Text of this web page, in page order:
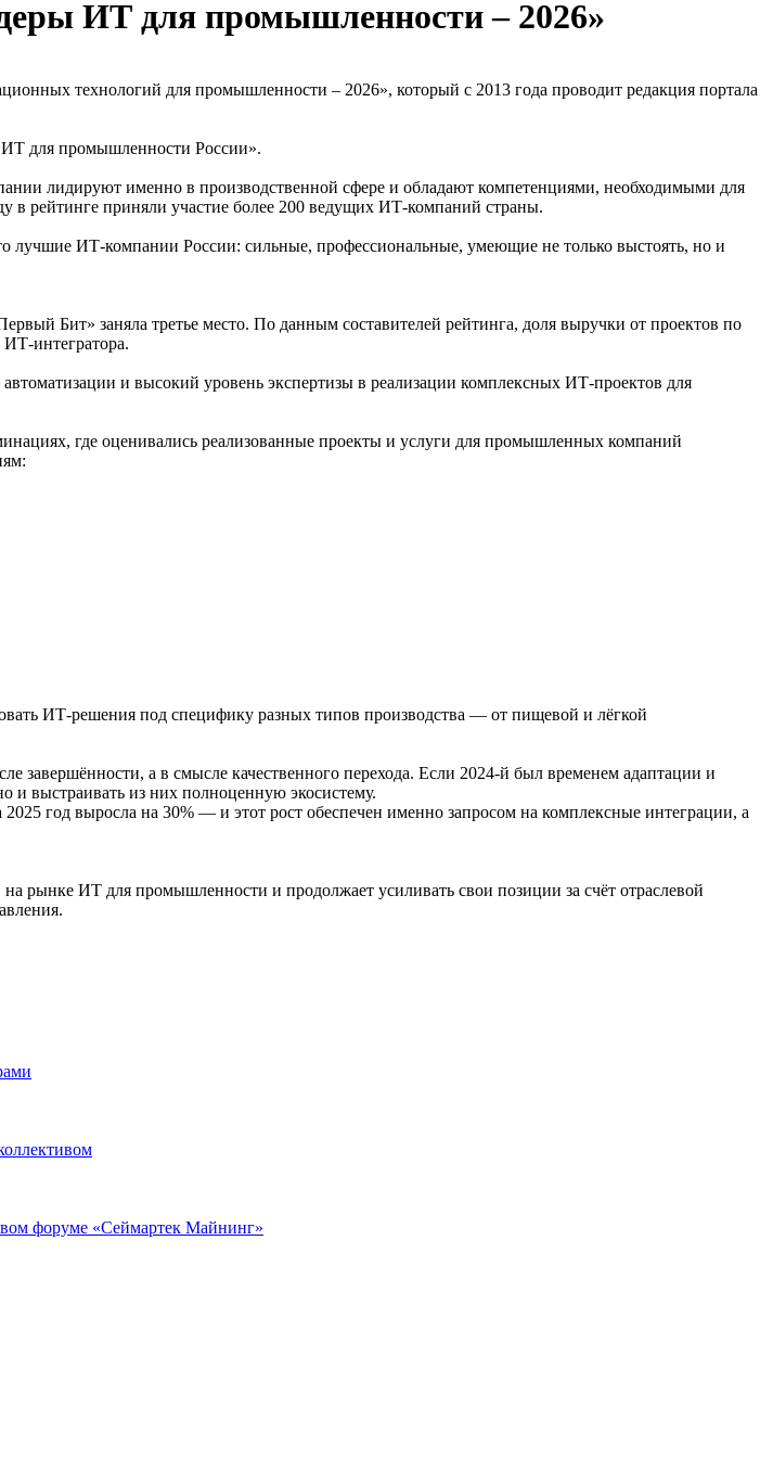
ИТ для промышленности – 2026»
технологий для промышленности – 2026», который с 2013 года проводит редакция портала
для промышленности России».
лидируют именно в производственной сфере и обладают компетенциями, необходимыми для
рейтинге приняли участие более 200 ведущих ИТ‑компаний страны.
ИТ-компании России: сильные, профессиональные, умеющие не только выстоять, но и
Бит» заняла третье место. По данным составителей рейтинга, доля выручки от проектов по
и высокий уровень экспертизы в реализации комплексных ИТ‑проектов для
где оценивались реализованные проекты и услуги для промышленных компаний
ИТ‑решения под специфику разных типов производства — от пищевой и лёгкой
завершённости, а в смысле качественного перехода. Если 2024-й был временем адаптации и
и выстраивать из них полноценную экосистему.
год выросла на 30% — и этот рост обеспечен именно запросом на комплексные интеграции, а
рынке ИТ для промышленности и продолжает усиливать свои позиции за счёт отраслевой
форуме «Сеймартек Майнинг»